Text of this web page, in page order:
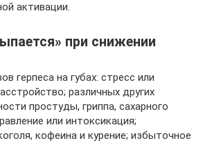
активации.
при снижении
герпеса на губах: стресс или
различных других
простуды, гриппа, сахарного
или интоксикация;
кофеина и курение; избыточное